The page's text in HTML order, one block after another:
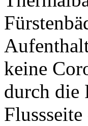
keine
durch die